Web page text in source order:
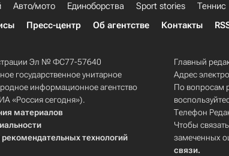
Авто/мото Единоборства Sport stories Теннис
Пресс-центр Об агентстве Контакты
Эл № ФС77-57640
государственное унитарное
информационное агентство
«Россия сегодня»).
материалов
технологий
Главный
Адрес
По вопросам
Телефон
Чтобы
замеченных
связи.